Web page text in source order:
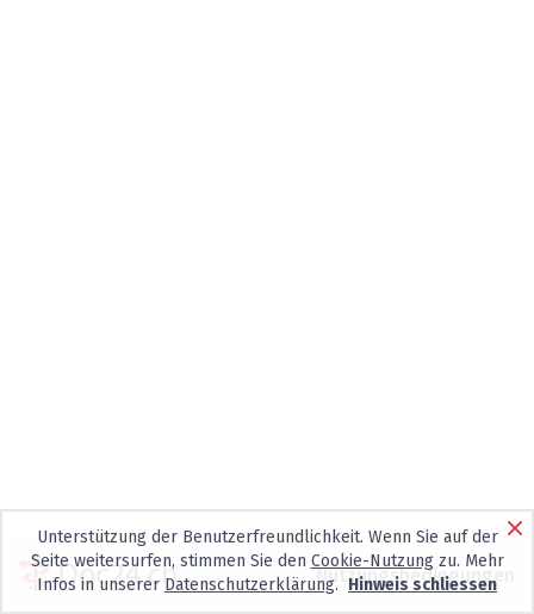
Nutzungsbedingungen
Unterstützung der Benutzerfreundlichkeit. Wenn Sie auf der
Seite weitersurfen, stimmen Sie den Cookie-Nutzungzu. Mehr
Infos in unserer Datenschutzerklärung. Hinweis schliessen